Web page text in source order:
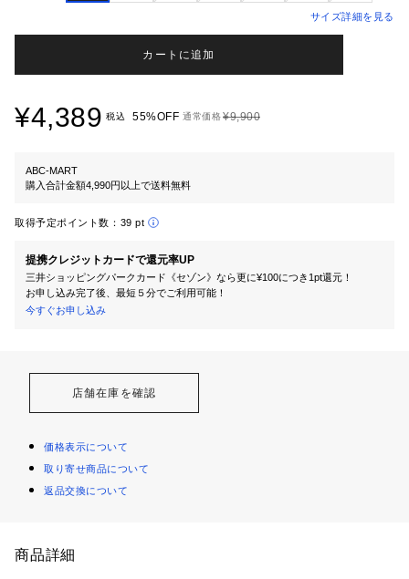
サイズ詳細を見る
カートに追加
¥4,389 税込 55%OFF 通常価格¥9,900
ABC-MART
購入合計金額4,990円以上で送料無料
取得予定ポイント数： 39 pt
提携クレジットカードで還元率UP
三井ショッピングパークカード《セゾン》なら更に¥100につき1pt還元！
お申し込み完了後、最短５分でご利用可能！
今すぐお申し込み
店舗在庫を確認
価格表示について
取り寄せ商品について
返品交換について
商品詳細